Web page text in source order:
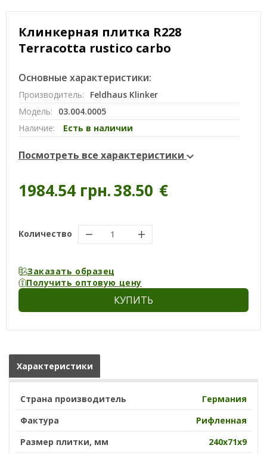
Клинкерная плитка R228
Terracotta rustico carbo
Основные характеристики:
Производитель:
Feldhaus Klinker
Модель:
03.004.0005
Наличие:
Есть в наличии
Посмотреть все характеристики
1984.54 грн.38.50 €
Количество
Заказать образец
Получить оптовую цену
КУПИТЬ
Характеристики
Страна производитель
Германия
Фактура
Рифленная
Размер плитки, мм
240х71х9